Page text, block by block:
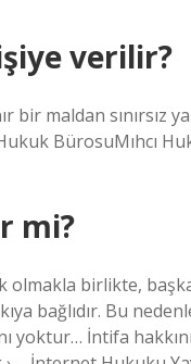
verilir?
bir maldan
BürosuMıhcı
mi?
olmakla birlikte,
bağlıdır. Bu
yoktur… İntifa